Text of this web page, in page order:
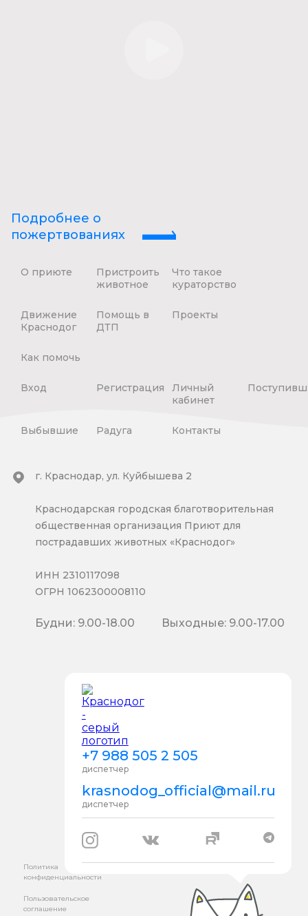
Подробнее о
пожертвованиях
О приюте
Пристроить
животное
Что такое
кураторство
Движение
Краснодог
Помощь в
ДТП
Проекты
Как помочь
Вход Регистрация
Личный
кабинет
Выбывшие Радуга Контакты
+7 988 505 2 505
диспетчер
krasnodog_official@mail.ru
диспетчер
г. Краснодар, ул. Куйбышева 2
Краснодарская городская благотворительная
общественная организация Приют для
пострадавших животных «Краснодог»
ИНН 2310117098
ОГРН 1062300008110
Будни: 9.00-18.00 Выходные: 9.00-17.00
Политика
конфиденциальности
Пользовательское
соглашение